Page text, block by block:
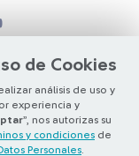
de Cookies
análisis de uso y
experiencia y
”, nos autorizas su
y condiciones de
Personales